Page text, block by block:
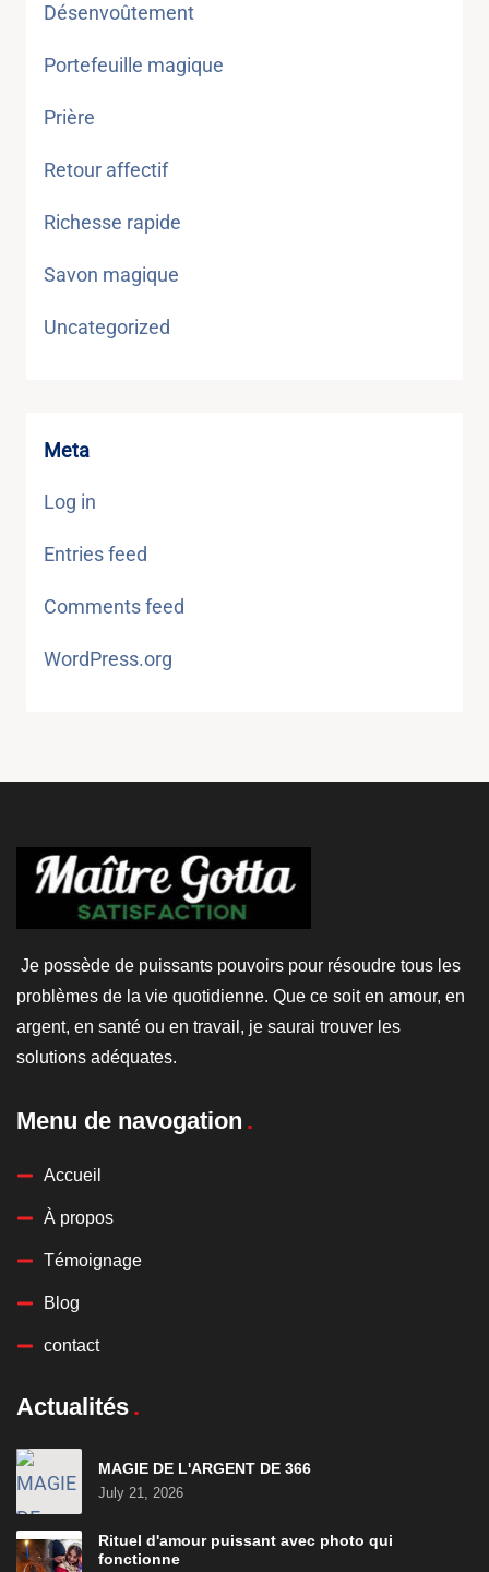
Désenvoûtement
Portefeuille magique
Prière
Retour affectif
Richesse rapide
Savon magique
Uncategorized
Meta
Log in
Entries feed
Comments feed
WordPress.org
Je possède de puissants pouvoirs pour résoudre tous les
problèmes de la vie quotidienne. Que ce soit en amour, en
argent, en santé ou en travail, je saurai trouver les
solutions adéquates.
Menu de navogation
Accueil
À propos
Témoignage
Blog
contact
Actualités
MAGIE DE L'ARGENT DE 366
July 21, 2026
Rituel d'amour puissant avec photo qui
fonctionne